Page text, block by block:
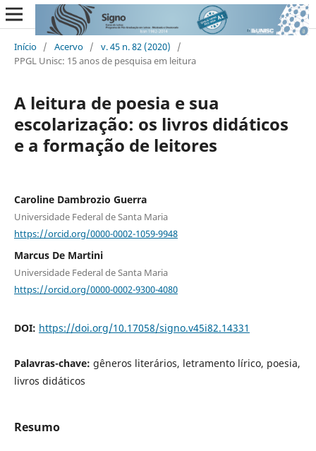
Início / Acervo / v. 45 n. 82 (2020)
/
PPGL Unisc: 15 anos de pesquisa em leitura
A leitura de poesia e sua
escolarização: os livros didáticos
e a formação de leitores
Caroline Dambrozio Guerra
Universidade Federal de Santa Maria
https://orcid.org/0000-0002-1059-9948
Marcus De Martini
Universidade Federal de Santa Maria
https://orcid.org/0000-0002-9300-4080
DOI: https://doi.org/10.17058/signo.v45i82.14331
Palavras-chave: gêneros literários, letramento lírico, poesia,
livros didáticos
Resumo